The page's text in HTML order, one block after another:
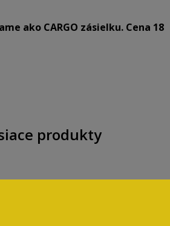
ako CARGO zásielku. Cena 18
produkty